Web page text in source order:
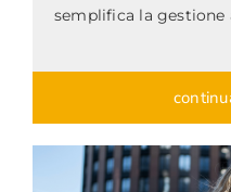
semplifica la gestione